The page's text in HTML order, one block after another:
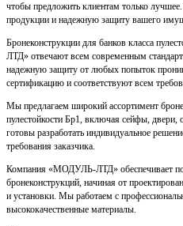
чтобы предложить клиентам только
продукции и надежную защиту вашего
Бронеконструкции для банков класса
ЛТД» отвечают всем современным
надежную защиту от любых попыток
сертификацию и соответствуют всем
Мы предлагаем широкий ассортимент
пулестойкости Бр1, включая сейфы,
готовы разработать индивидуальное
требования заказчика.
Компания «МОДУЛЬ-ЛТД» обеспечивает
бронеконструкций, начиная от
и установки. Мы работаем с
высококачественные материалы.